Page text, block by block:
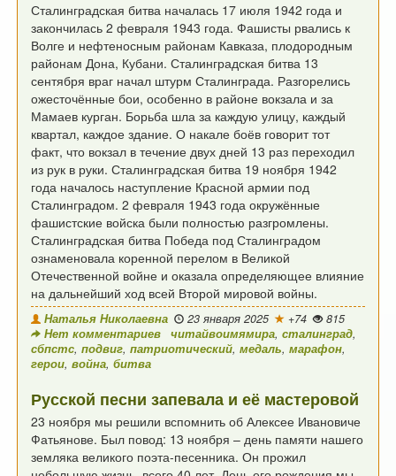
Сталинградская битва началась 17 июля 1942 года и
закончилась 2 февраля 1943 года. Фашисты рвались к
Волге и нефтеносным районам Кавказа, плодородным
районам Дона, Кубани. Сталинградская битва 13
сентября враг начал штурм Сталинграда. Разгорелись
ожесточённые бои, особенно в районе вокзала и за
Мамаев курган. Борьба шла за каждую улицу, каждый
квартал, каждое здание. О накале боёв говорит тот
факт, что вокзал в течение двух дней 13 раз переходил
из рук в руки. Сталинградская битва 19 ноября 1942
года началось наступление Красной армии под
Сталинградом. 2 февраля 1943 года окружённые
фашистские войска были полностью разгромлены.
Сталинградская битва Победа под Сталинградом
ознаменовала коренной перелом в Великой
Отечественной войне и оказала определяющее влияние
на дальнейший ход всей Второй мировой войны.
Наталья Николаевна 23 января 2025 +74
815
Нет комментариев
читайвоимямира,сталинград,
сбпстс,подвиг,патриотический,медаль,марафон,
герои,война,битва
Русской песни запевала и её мастеровой
23 ноября мы решили вспомнить об Алексее Ивановиче
Фатьянове. Был повод: 13 ноября – день памяти нашего
земляка великого поэта-песенника. Он прожил